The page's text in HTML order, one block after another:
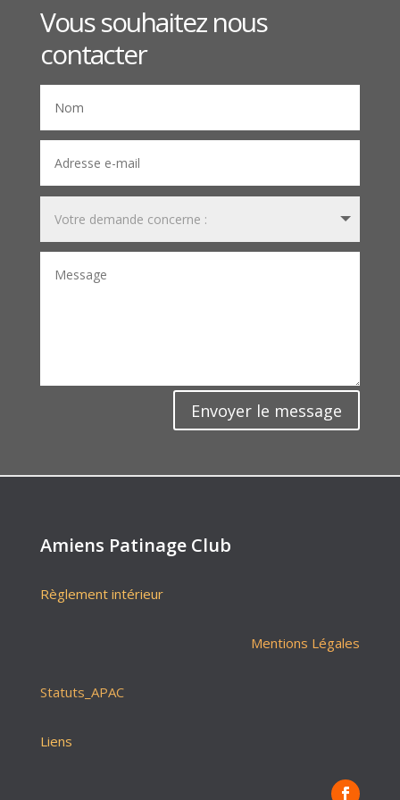
Vous souhaitez nous
contacter
Envoyer le message
Amiens Patinage Club
Règlement intérieur
Mentions Légales
Statuts_APAC
Liens